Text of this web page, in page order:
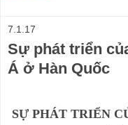
7.1.17
Sự phát triển
Á ở Hàn Quốc
SỰ PHÁT TRIỂN